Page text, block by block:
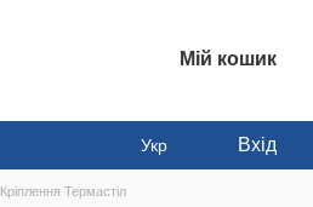
Мій кошик
Укр Вхід
Кріплення Термастіл